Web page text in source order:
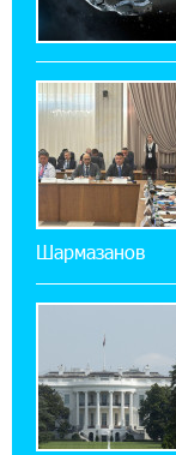
в Арарате
содействовать
осужденных в
Шармазанов